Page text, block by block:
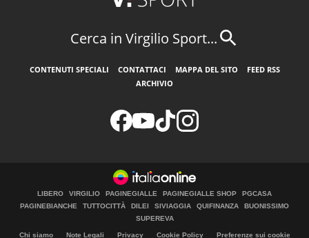
Cerca in Virgilio Sport...
CONTENUTI SPECIALI CONTATTACI MAPPA DEL SITO
FEED RSS
ARCHIVIO
LIBERO VIRGILIO PAGINEGIALLE PAGINEGIALLE SHOP
PGCASA
PAGINEBIANCHE
TUTTOCITTÀ DILEI SIVIAGGIA QUIFINANZA
BUONISSIMO
SUPEREVA
Chi siamo Note Legali Privacy Cookie Policy Preferenze sui cookie